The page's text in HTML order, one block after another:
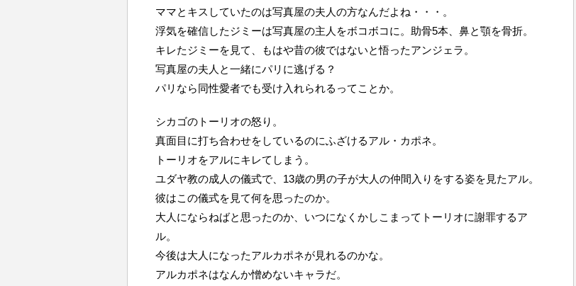
ママとキスしていたのは写真屋の夫人の方なんだよね・・・。
浮気を確信したジミーは写真屋の主人をボコボコに。助骨5本、鼻と顎を骨折。
キレたジミーを見て、もはや昔の彼ではないと悟ったアンジェラ。
写真屋の夫人と一緒にパリに逃げる？
パリなら同性愛者でも受け入れられるってことか。
シカゴのトーリオの怒り。
真面目に打ち合わせをしているのにふざけるアル・カポネ。
トーリオをアルにキレてしまう。
ユダヤ教の成人の儀式で、13歳の男の子が大人の仲間入りをする姿を見たアル。
彼はこの儀式を見て何を思ったのか。
大人にならねばと思ったのか、いつになくかしこまってトーリオに謝罪するア
ル。
今後は大人になったアルカポネが見れるのかな。
アルカポネはなんか憎めないキャラだ。